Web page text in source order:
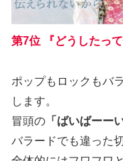
第7位 『どうしたっ
ポップもロックもバ
します。
冒頭の 「ばいばーーい
バラードでも違った